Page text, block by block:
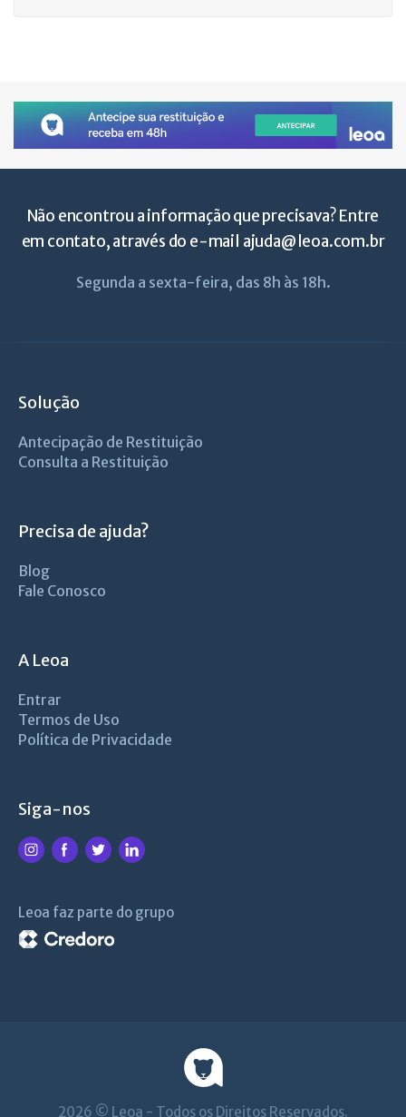
Não encontrou a informação que precisava? Entre
em contato, através do e-mail ajuda@leoa.com.br
Segunda a sexta-feira, das 8h às 18h.
Solução
Antecipação de Restituição
Consulta a Restituição
Precisa de ajuda?
Blog
Fale Conosco
A Leoa
Entrar
Termos de Uso
Política de Privacidade
Siga-nos
Leoa faz parte do grupo
2026 © Leoa - Todos os Direitos Reservados.